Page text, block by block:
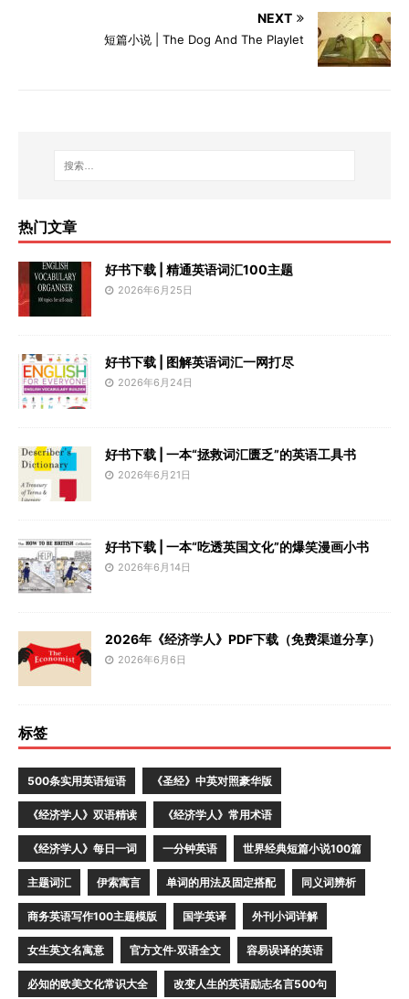
NEXT
短篇小说 | The Dog And The Playlet
热门文章
好书下载 | 精通英语词汇100主题
2026年6月25日
好书下载 | 图解英语词汇一网打尽
2026年6月24日
好书下载 | 一本“拯救词汇匮乏”的英语工具书
2026年6月21日
好书下载 | 一本“吃透英国文化”的爆笑漫画小书
2026年6月14日
2026年《经济学人》PDF下载（免费渠道分享）
2026年6月6日
标签
500条实用英语短语 《圣经》中英对照豪华版
《经济学人》双语精读 《经济学人》常用术语
《经济学人》每日一词 一分钟英语 世界经典短篇小说100篇
主题词汇 伊索寓言 单词的用法及固定搭配 同义词辨析
商务英语写作100主题模版 国学英译 外刊小词详解
女生英文名寓意 官方文件·双语全文 容易误译的英语
必知的欧美文化常识大全 改变人生的英语励志名言500句